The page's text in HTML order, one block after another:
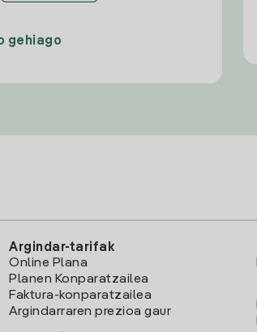
gehiago
Argindar-tarifak
Online Plana
Planen Konparatzailea
Faktura-konparatzailea
Argindarraren prezioa gaur